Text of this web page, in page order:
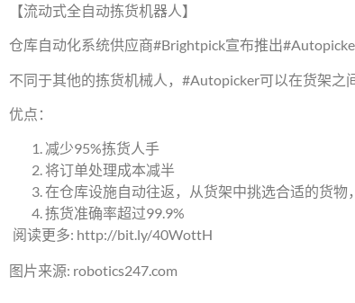
【流动式全自动拣货机器人】
仓库自动化系统供应商#Brightpick宣布推出
不同于其他的拣货机械人，#Autopicker可以在货架之
优点：
减少95%拣货人手
将订单处理成本减半
在仓库设施自动往返，从货架中挑选合适的货物
拣货准确率超过99.9%
阅读更多: http://bit.ly/40WottH
图片来源: robotics247.com